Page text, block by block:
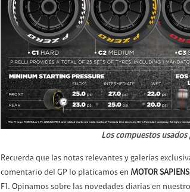
Los compuestos
Recuerda que las notas relevantes y galerías
comentario del GP lo platicamos en MOTOR SAPIENS
F1. Opinamos sobre las novedades diarias en